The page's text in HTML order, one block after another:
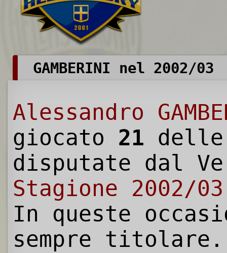
GAMBERINI nel 2002/03
Alessandro
giocato 21
disputate dal
Stagione 2002/03
In queste
sempre titolare.